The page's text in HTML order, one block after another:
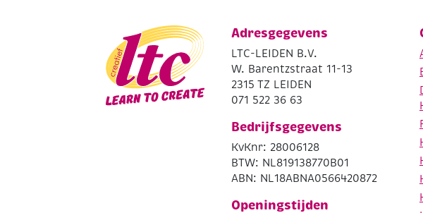
Adresgegevens
LTC-LEIDEN B.V.
W. Barentzstraat 11-13
2315 TZ LEIDEN
071 522 36 63
Bedrijfsgegevens
KvKnr: 28006128
BTW: NL819138770B01
ABN: NL18ABNA0566420872
Openingstijden